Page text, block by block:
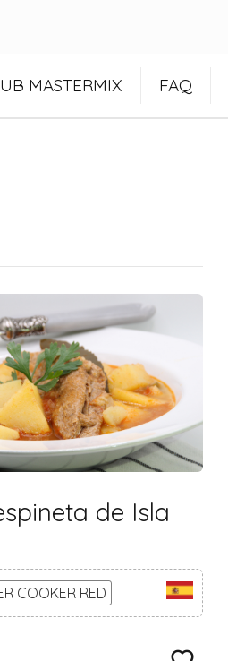
MASTERMIX FAQ
de Isla
COOKER RED